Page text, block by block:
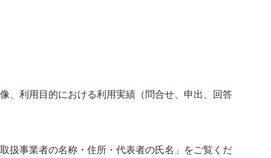
、利用目的における利用実績（問合せ、申出、回答
扱事業者の名称・住所・代表者の氏名」をご覧くだ